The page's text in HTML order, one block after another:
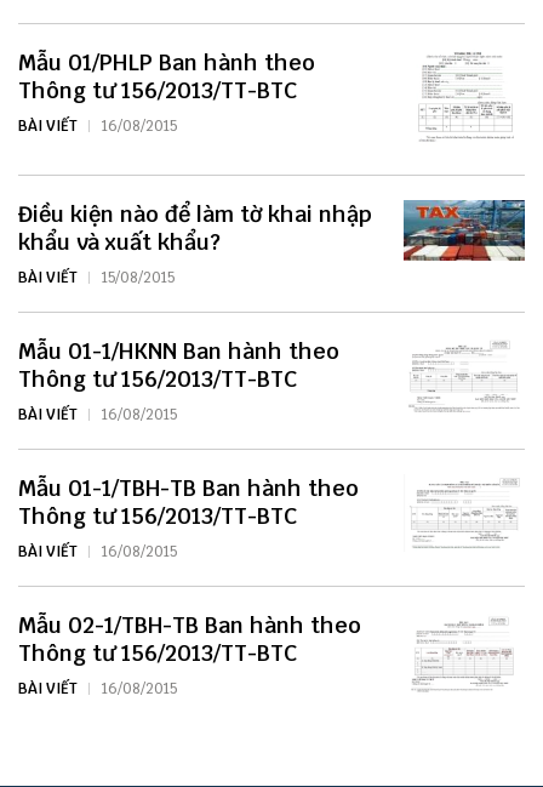
Mẫu 01/PHLP Ban hành theo
Thông tư 156/2013/TT-BTC
BÀI VIẾT 16/08/2015
Điều kiện nào để làm tờ khai nhập
khẩu và xuất khẩu?
BÀI VIẾT 15/08/2015
Mẫu 01-1/HKNN Ban hành theo
Thông tư 156/2013/TT-BTC
BÀI VIẾT 16/08/2015
Mẫu 01-1/TBH-TB Ban hành theo
Thông tư 156/2013/TT-BTC
BÀI VIẾT 16/08/2015
Mẫu 02-1/TBH-TB Ban hành theo
Thông tư 156/2013/TT-BTC
BÀI VIẾT 16/08/2015